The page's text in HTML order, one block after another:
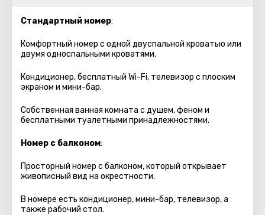
Стандартный номер:
Комфортный номер с одной двуспальной кроватью или
двумя односпальными кроватями.
Кондиционер, бесплатный Wi-Fi, телевизор с плоским
экраном и мини-бар.
Собственная ванная комната с душем, феном и
бесплатными туалетными принадлежностями.
Номер с балконом:
Просторный номер с балконом, который открывает
живописный вид на окрестности.
В номере есть кондиционер, мини-бар, телевизор, а
также рабочий стол.